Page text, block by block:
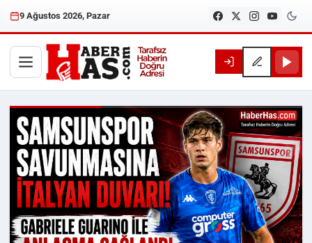
9 Ağustos 2026, Pazar
Haberhas — Samsun Son